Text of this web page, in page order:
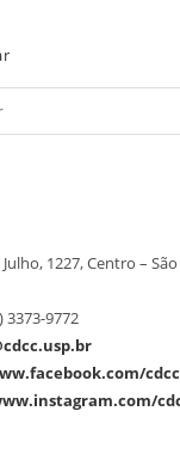
1227, Centro – São
3373-9772